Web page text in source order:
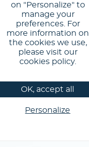
Tous droits réservés
on "Personalize" to
manage your
preferences. For
more information on
the cookies we use,
please visit our
cookies policy.
OK, accept all
Personalize